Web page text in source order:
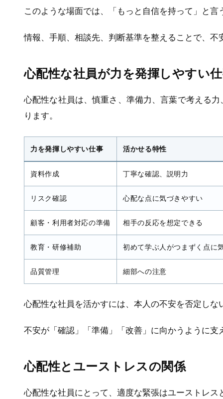
このような場面では、「もっと自信を持って」と
情報、手順、相談先、判断基準を整えることで、
心配性な社員が力を発揮しやすい
心配性な社員は、慎重さ、準備力、言葉で考える
ります。
力を発揮しやすい仕事 活かせる特性
資料作成 丁寧な確認、説明力
リスク確認 心配な点に気づきやすい
顧客・利用者対応の準備 相手の反応を想定できる
教育・研修補助 初めて学ぶ人がつまずく点に
品質管理 細部への注意
心配性な社員を活かすには、本人の不安を否定しな
不安が「確認」「準備」「改善」に向かうように
心配性とユーストレスの関係
心配性な社員にとって、適度な緊張はユーストレス